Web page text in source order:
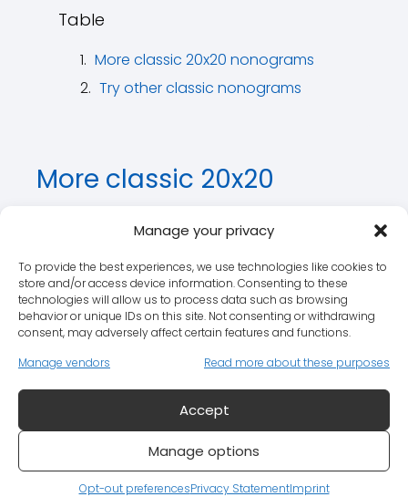
Manage your privacy
To provide the best experiences, we use technologies like cookies to
store and/or access device information. Consenting to these
technologies will allow us to process data such as browsing
behavior or unique IDs on this site. Not consenting or withdrawing
consent, may adversely affect certain features and functions.
Manage vendors
Read more about these purposes
Accept
Manage options
Opt-out preferencesPrivacy StatementImprint
Table
More classic 20x20 nonograms
Try other classic nonograms
More classic 20x20
Nonogram #2
Nonogram #3
Nonogram #4
Nonogram #5
Nonogram #6